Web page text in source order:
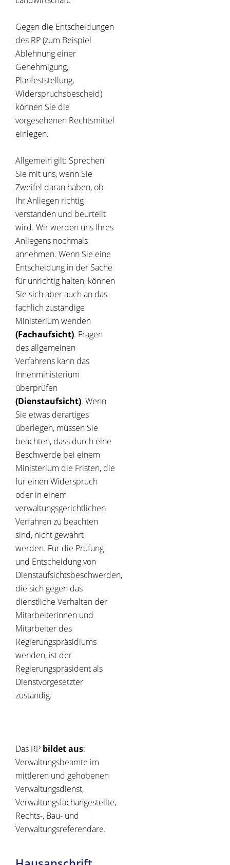
Gegen die Entscheidungen
des RP (zum Beispiel
Ablehnung einer
Genehmigung,
Planfeststellung,
Widerspruchsbescheid)
können Sie die
vorgesehenen Rechtsmittel
einlegen.
Allgemein gilt: Sprechen
Sie mit uns, wenn Sie
Zweifel daran haben, ob
Ihr Anliegen richtig
verstanden und beurteilt
wird. Wir werden uns Ihres
Anliegens nochmals
annehmen. Wenn Sie eine
Entscheidung in der Sache
für unrichtig halten, können
Sie sich aber auch an das
fachlich zuständige
Ministerium wenden
(Fachaufsicht). Fragen
des allgemeinen
Verfahrens kann das
Innenministerium
überprüfen
(Dienstaufsicht). Wenn
Sie etwas derartiges
überlegen, müssen Sie
beachten, dass durch eine
Beschwerde bei einem
Ministerium die Fristen, die
für einen Widerspruch
oder in einem
verwaltungsgerichtlichen
Verfahren zu beachten
sind, nicht gewahrt
werden. Für die Prüfung
und Entscheidung von
Dienstaufsichtsbeschwerden,
die sich gegen das
dienstliche Verhalten der
Mitarbeiterinnen und
Mitarbeiter des
Regierungspräsidiums
wenden, ist der
Regierungspräsident als
Dienstvorgesetzter
zuständig.
Das RP bildet aus:
Verwaltungsbeamte im
mittleren und gehobenen
Verwaltungsdienst,
Verwaltungsfachangestellte,
Rechts-, Bau- und
Verwaltungsreferendare.